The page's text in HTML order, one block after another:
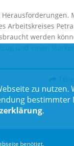
Arbeitskreises
werden
zu
.
benötigt.